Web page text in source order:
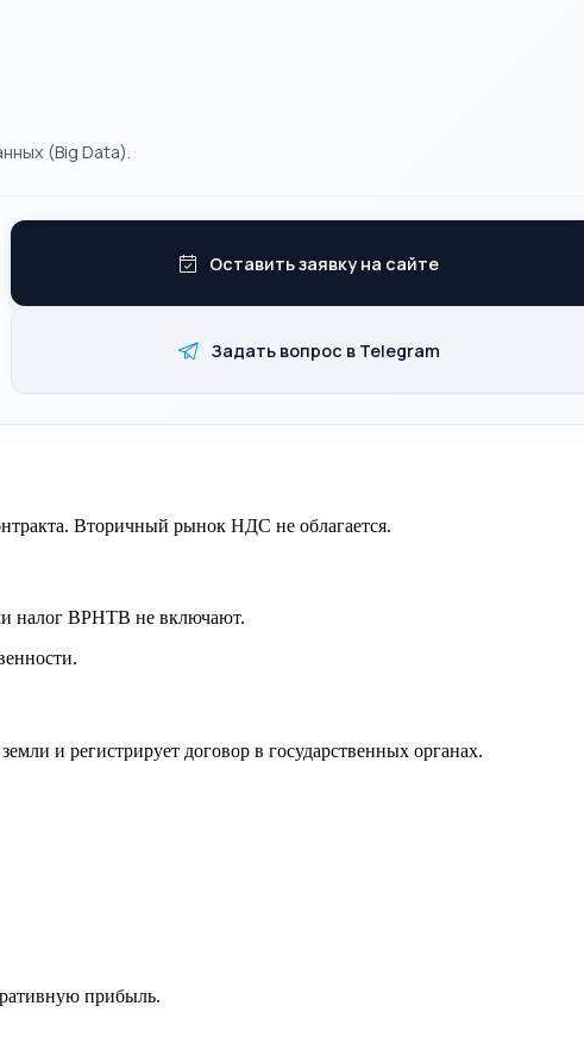
(Big Data).
Оставить заявку на сайте
Задать вопрос в Telegram
Вторичный рынок НДС не облагается.
налог BPHTB не включают.
и регистрирует договор в государственных органах.
прибыль.